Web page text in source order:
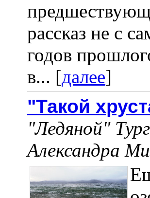
рассказ не с
годов
в... [далее]
"Такой
"Ледяной"
Александра